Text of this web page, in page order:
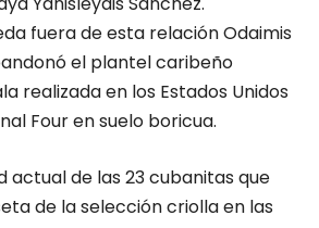
fuera de esta relación Odaimis
el plantel caribeño
realizada en los Estados Unidos
Four en suelo boricua.
actual de las 23 cubanitas que
de la selección criolla en las